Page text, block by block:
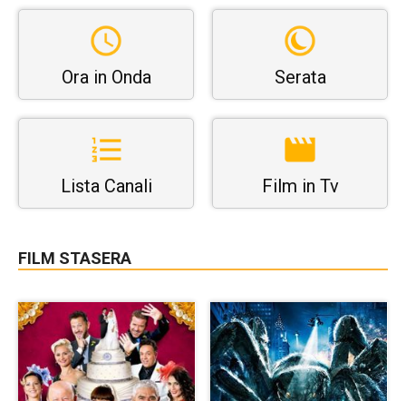
Ora in Onda Serata
Lista Canali Film in Tv
FILM STASERA